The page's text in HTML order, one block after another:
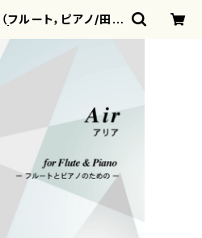
ルート，ピアノ/田中